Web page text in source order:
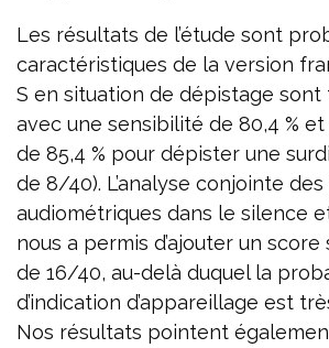
Les résultats de l’étude sont
caractéristiques de la version
S en situation de dépistage sont
avec une sensibilité de 80,4 %
de 85,4 % pour dépister une
de 8/40). L’analyse conjointe
audiométriques dans le silence
nous a permis d’ajouter un
de 16/40, au-delà duquel la
d’indication d’appareillage est
Nos résultats pointent